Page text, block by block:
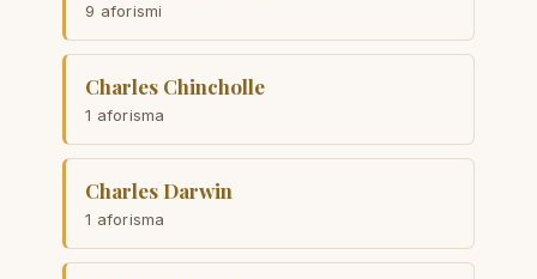
9 aforismi
Charles Chincholle
1 aforisma
Charles Darwin
1 aforisma